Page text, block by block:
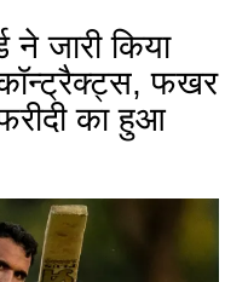
ने जारी किया
फखर
का हुआ